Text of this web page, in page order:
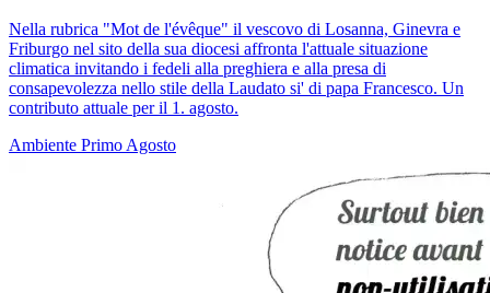
Nella rubrica "Mot de l'évêque" il vescovo di Losanna, Ginevra e
Friburgo nel sito della sua diocesi affronta l'attuale situazione
climatica invitando i fedeli alla preghiera e alla presa di
consapevolezza nello stile della Laudato si' di papa Francesco. Un
contributo attuale per il 1. agosto.
Ambiente Primo Agosto